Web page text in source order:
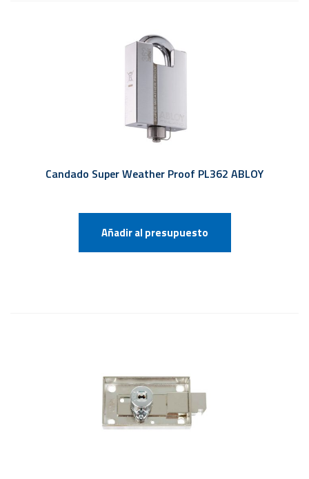
Candado Super Weather Proof PL362 ABLOY
Añadir al presupuesto